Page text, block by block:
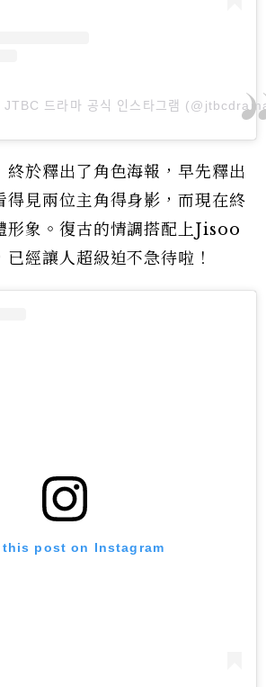
드라마 공식 인스타그램
終於釋出了角色海報，早先釋出
得見兩位主角得身影，而現在終
形象。復古的情調搭配上Jisoo
經讓人超級迫不急待啦！
this post on Instagram